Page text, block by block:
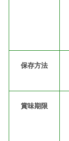
保存方法
賞味期限